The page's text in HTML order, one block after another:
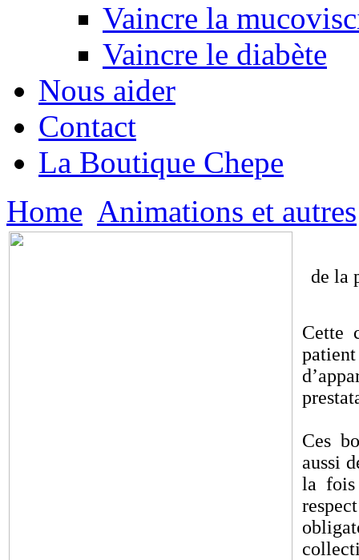
Vaincre la
Vaincre le diabète
Nous aider
Contact
La Boutique Chepe
Home Animations et autres
de la
Cette
Ces
aussi
la fois